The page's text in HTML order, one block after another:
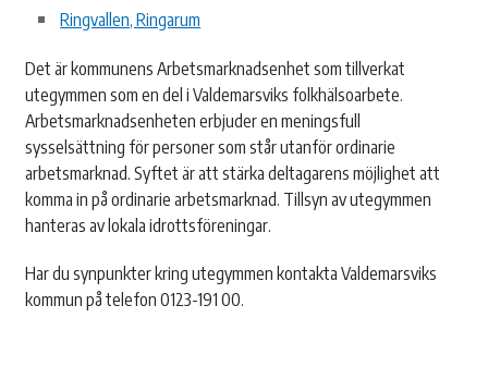
Ringvallen, Ringarum
Det är kommunens Arbetsmarknadsenhet som tillverkat
utegymmen som en del i Valdemarsviks folkhälsoarbete.
Arbetsmarknadsenheten erbjuder en meningsfull
sysselsättning för personer som står utanför ordinarie
arbetsmarknad. Syftet är att stärka deltagarens möjlighet att
komma in på ordinarie arbetsmarknad. Tillsyn av utegymmen
hanteras av lokala idrottsföreningar.
Har du synpunkter kring utegymmen kontakta Valdemarsviks
kommun på telefon 0123-191 00.